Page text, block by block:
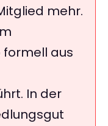
mehr.
aus
In der